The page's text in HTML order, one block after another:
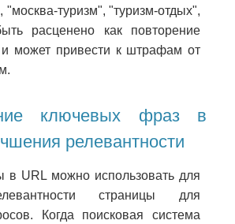
"москва-туризм", "туризм-отдых",
расценено как повторение
может привести к штрафам от
ключевых фраз в
релевантности
URL можно использовать для
страницы для
Когда поисковая система